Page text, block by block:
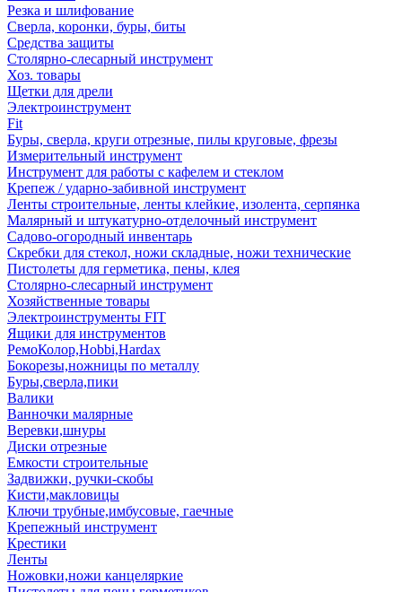
Резка и шлифование
Сверла, коронки, буры, биты
Средства защиты
Столярно-слесарный инструмент
Хоз. товары
Щетки для дрели
Электроинструмент
Fit
Буры, сверла, круги отрезные, пилы круговые, фрезы
Измерительный инструмент
Инструмент для работы с кафелем и стеклом
Крепеж / ударно-забивной инструмент
Ленты строительные, ленты клейкие, изолента, серпянка
Малярный и штукатурно-отделочный инструмент
Садово-огородный инвентарь
Скребки для стекол, ножи складные, ножи технические
Пистолеты для герметика, пены, клея
Столярно-слесарный инструмент
Хозяйственные товары
Электроинструменты FIT
Ящики для инструментов
РемоКолор,Hobbi,Hardax
Бокорезы,ножницы по металлу
Буры,сверла,пики
Валики
Ванночки малярные
Веревки,шнуры
Диски отрезные
Емкости строительные
Задвижки, ручки-скобы
Кисти,макловицы
Ключи трубные,имбусовые, гаечные
Крепежный инструмент
Крестики
Ленты
Ножовки,ножи канцеляркие